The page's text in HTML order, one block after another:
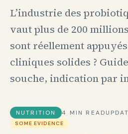
L’industrie des
vaut plus de 200
sont réellement
cliniques solides ?
souche, indication par
NUTRITION 4 MIN READ
SOME EVIDENCE